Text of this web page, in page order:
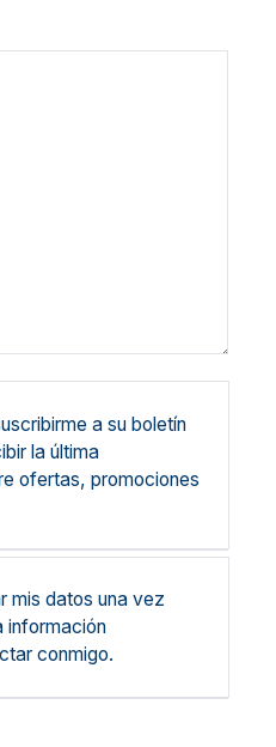
a su boletín
la última
ofertas, promociones
mis datos una vez
información
conmigo.